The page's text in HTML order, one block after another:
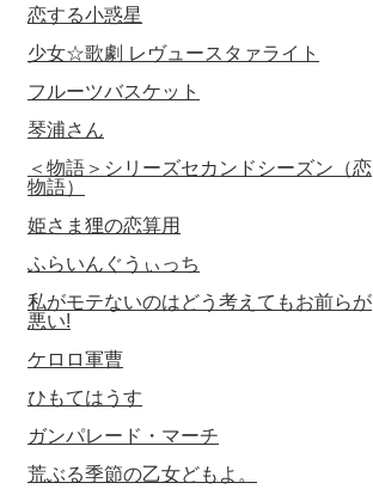
恋する小惑星
少女☆歌劇 レヴュースタァライト
フルーツバスケット
琴浦さん
＜物語＞シリーズセカンドシーズン（恋
物語）
姫さま狸の恋算用
ふらいんぐうぃっち
私がモテないのはどう考えてもお前らが
悪い!
ケロロ軍曹
ひもてはうす
ガンパレード・マーチ
荒ぶる季節の乙女どもよ。